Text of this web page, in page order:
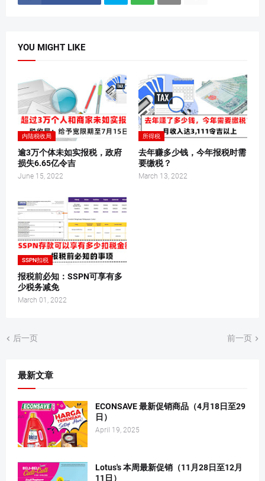
YOU MIGHT LIKE
内陆税收局
逾3万个体未如实报税，政府
损失6.65亿令吉
June 15, 2022
所得税
去年赚多少钱，今年报税时需
要缴税？
March 13, 2022
SSPN扣税
报税前必知：SSPN可享有多
少税务减免
March 01, 2022
后一页 前一页
最新文章
ECONSAVE 最新促销商品（4月18日至29
日）
April 19, 2025
Lotus's 本周最新促销（11月28日至12月
11日）